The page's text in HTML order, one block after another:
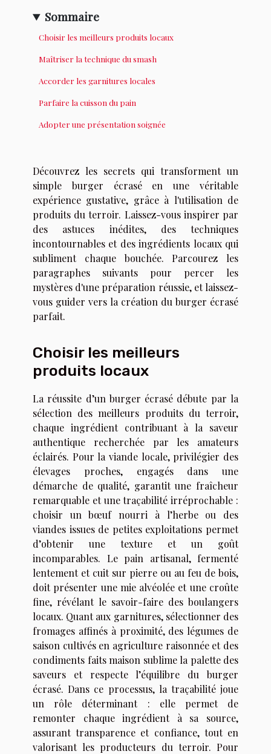
Sommaire
Choisir les meilleurs produits locaux
Maîtriser la technique du smash
Accorder les garnitures locales
Parfaire la cuisson du pain
Adopter une présentation soignée
Découvrez les secrets qui transforment un
simple burger écrasé en une véritable
expérience gustative, grâce à l'utilisation de
produits du terroir. Laissez-vous inspirer par
des astuces inédites, des techniques
incontournables et des ingrédients locaux qui
subliment chaque bouchée. Parcourez les
paragraphes suivants pour percer les
mystères d'une préparation réussie, et laissez-
vous guider vers la création du burger écrasé
parfait.
Choisir les meilleurs
produits locaux
La réussite d’un burger écrasé débute par la
sélection des meilleurs produits du terroir,
chaque ingrédient contribuant à la saveur
authentique recherchée par les amateurs
éclairés. Pour la viande locale, privilégier des
élevages proches, engagés dans une
démarche de qualité, garantit une fraîcheur
remarquable et une traçabilité irréprochable :
choisir un bœuf nourri à l’herbe ou des
viandes issues de petites exploitations permet
d’obtenir une texture et un goût
incomparables. Le pain artisanal, fermenté
lentement et cuit sur pierre ou au feu de bois,
doit présenter une mie alvéolée et une croûte
fine, révélant le savoir-faire des boulangers
locaux. Quant aux garnitures, sélectionner des
fromages affinés à proximité, des légumes de
saison cultivés en agriculture raisonnée et des
condiments faits maison sublime la palette des
saveurs et respecte l’équilibre du burger
écrasé. Dans ce processus, la traçabilité joue
un rôle déterminant : elle permet de
remonter chaque ingrédient à sa source,
assurant transparence et confiance, tout en
valorisant les producteurs du terroir. Pour